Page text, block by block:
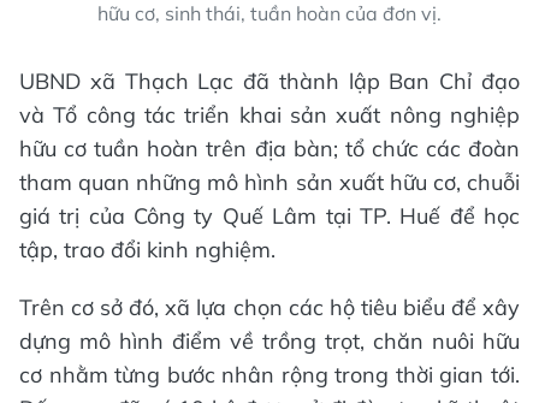
hữu cơ, sinh thái, tuần hoàn của đơn vị.
UBND xã Thạch Lạc đã thành lập Ban Chỉ đạo
và Tổ công tác triển khai sản xuất nông nghiệp
hữu cơ tuần hoàn trên địa bàn; tổ chức các đoàn
tham quan những mô hình sản xuất hữu cơ, chuỗi
giá trị của Công ty Quế Lâm tại TP. Huế để học
tập, trao đổi kinh nghiệm.
Trên cơ sở đó, xã lựa chọn các hộ tiêu biểu để xây
dựng mô hình điểm về trồng trọt, chăn nuôi hữu
cơ nhằm từng bước nhân rộng trong thời gian tới.